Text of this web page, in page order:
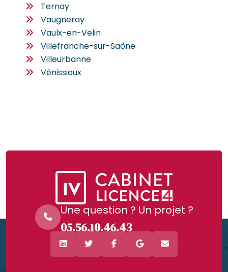
Ternay
Vaugneray
Vaulx-en-Velin
Villefranche-sur-Saône
Villeurbanne
Vénissieux
Une question ? Un projet ?
05.56.10.46.43